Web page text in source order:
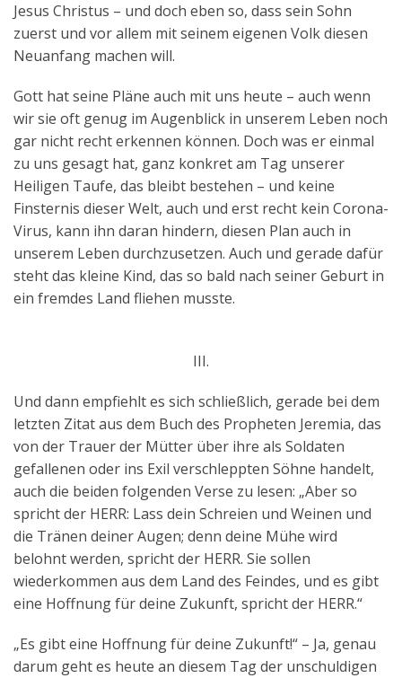
Jesus Christus – und doch eben so, dass sein Sohn
zuerst und vor allem mit seinem eigenen Volk diesen
Neuanfang machen will.
Gott hat seine Pläne auch mit uns heute – auch wenn
wir sie oft genug im Augenblick in unserem Leben noch
gar nicht recht erkennen können. Doch was er einmal
zu uns gesagt hat, ganz konkret am Tag unserer
Heiligen Taufe, das bleibt bestehen – und keine
Finsternis dieser Welt, auch und erst recht kein Corona-
Virus, kann ihn daran hindern, diesen Plan auch in
unserem Leben durchzusetzen. Auch und gerade dafür
steht das kleine Kind, das so bald nach seiner Geburt in
ein fremdes Land fliehen musste.
III.
Und dann empfiehlt es sich schließlich, gerade bei dem
letzten Zitat aus dem Buch des Propheten Jeremia, das
von der Trauer der Mütter über ihre als Soldaten
gefallenen oder ins Exil verschleppten Söhne handelt,
auch die beiden folgenden Verse zu lesen: „Aber so
spricht der HERR: Lass dein Schreien und Weinen und
die Tränen deiner Augen; denn deine Mühe wird
belohnt werden, spricht der HERR. Sie sollen
wiederkommen aus dem Land des Feindes, und es gibt
eine Hoffnung für deine Zukunft, spricht der HERR.“
„Es gibt eine Hoffnung für deine Zukunft!“ – Ja, genau
darum geht es heute an diesem Tag der unschuldigen